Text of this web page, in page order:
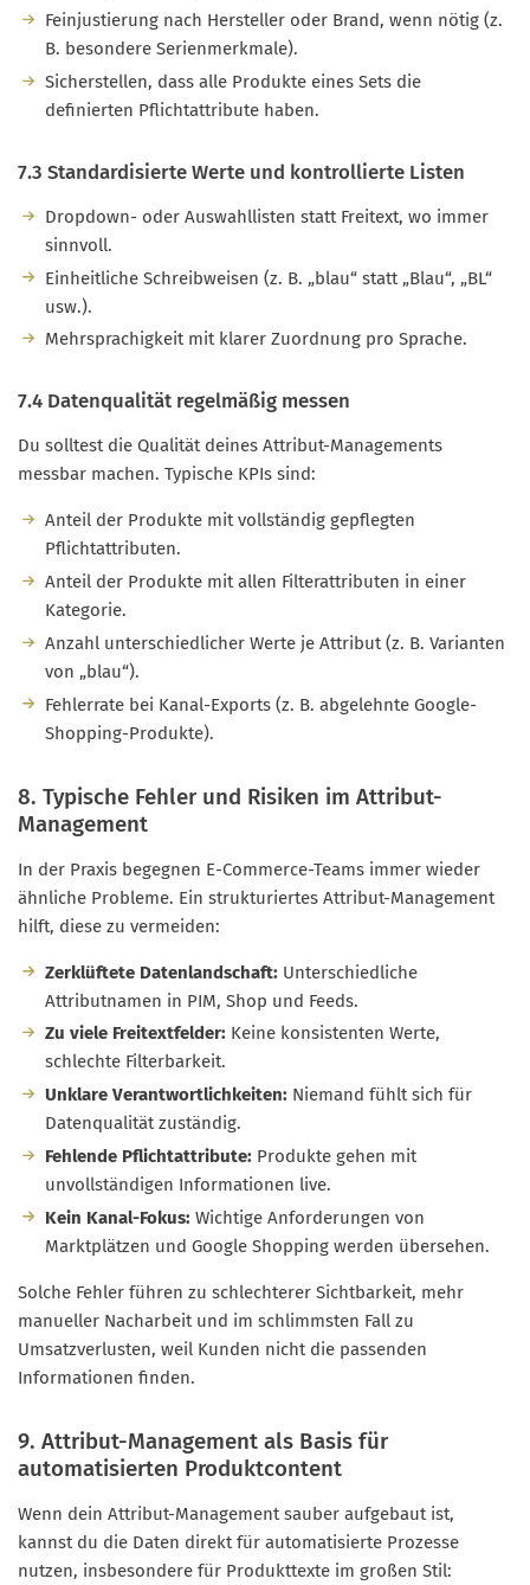
Feinjustierung nach Hersteller oder Brand, wenn nötig (z.
B. besondere Serienmerkmale).
Sicherstellen, dass alle Produkte eines Sets die
definierten Pflichtattribute haben.
7.3 Standardisierte Werte und kontrollierte Listen
Dropdown- oder Auswahllisten statt Freitext, wo immer
sinnvoll.
Einheitliche Schreibweisen (z. B. „blau“ statt „Blau“, „BL“
usw.).
Mehrsprachigkeit mit klarer Zuordnung pro Sprache.
7.4 Datenqualität regelmäßig messen
Du solltest die Qualität deines Attribut-Managements
messbar machen. Typische KPIs sind:
Anteil der Produkte mit vollständig gepflegten
Pflichtattributen.
Anteil der Produkte mit allen Filterattributen in einer
Kategorie.
Anzahl unterschiedlicher Werte je Attribut (z. B. Varianten
von „blau“).
Fehlerrate bei Kanal-Exports (z. B. abgelehnte Google-
Shopping-Produkte).
8. Typische Fehler und Risiken im Attribut-
Management
In der Praxis begegnen E-Commerce-Teams immer wieder
ähnliche Probleme. Ein strukturiertes Attribut-Management
hilft, diese zu vermeiden:
Zerklüftete Datenlandschaft: Unterschiedliche
Attributnamen in PIM, Shop und Feeds.
Zu viele Freitextfelder: Keine konsistenten Werte,
schlechte Filterbarkeit.
Unklare Verantwortlichkeiten: Niemand fühlt sich für
Datenqualität zuständig.
Fehlende Pflichtattribute: Produkte gehen mit
unvollständigen Informationen live.
Kein Kanal-Fokus: Wichtige Anforderungen von
Marktplätzen und Google Shopping werden übersehen.
Solche Fehler führen zu schlechterer Sichtbarkeit, mehr
manueller Nacharbeit und im schlimmsten Fall zu
Umsatzverlusten, weil Kunden nicht die passenden
Informationen finden.
9. Attribut-Management als Basis für
automatisierten Produktcontent
Wenn dein Attribut-Management sauber aufgebaut ist,
kannst du die Daten direkt für automatisierte Prozesse
nutzen, insbesondere für Produkttexte im großen Stil: